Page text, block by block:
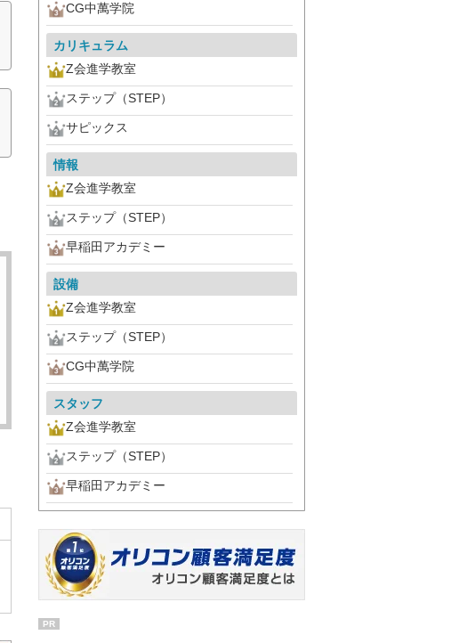
CG中萬学院
カリキュラム
Z会進学教室
ステップ（STEP）
サピックス
情報
Z会進学教室
ステップ（STEP）
早稲田アカデミー
設備
Z会進学教室
ステップ（STEP）
CG中萬学院
スタッフ
Z会進学教室
ステップ（STEP）
早稲田アカデミー
PR